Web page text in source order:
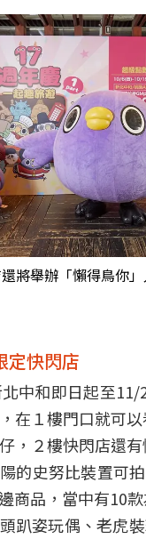
將舉辦「懶得鳥你」
定快閃店
中和即日起至11/
在１樓門口就可
，２樓快閃店還
的史努比裝置可
商品，當中有10
趴姿玩偶、老虎